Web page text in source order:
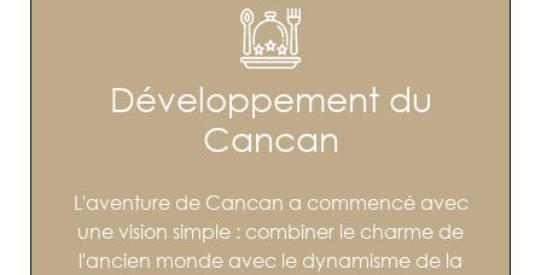
Développement du
Cancan
L'aventure de Cancan a commencé avec
une vision simple : combiner le charme de
l'ancien monde avec le dynamisme de la